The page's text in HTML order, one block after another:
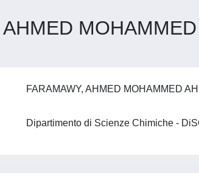
FARAMAWY, AHMED MOHAMMED
Dipartimento di Scienze Chimiche -